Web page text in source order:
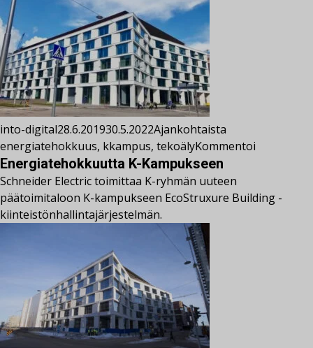
into-digital28.6.201930.5.2022Ajankohtaista
energiatehokkuus, kkampus, tekoälyKommentoi
Energiatehokkuutta K-Kampukseen
Schneider Electric toimittaa K-ryhmän uuteen
päätoimitaloon K-kampukseen EcoStruxure Building -
kiinteistönhallintajärjestelmän.